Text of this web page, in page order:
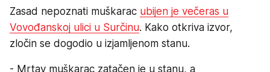
Zasad nepoznati muškarac ubijen je večeras u
Vovođanskoj ulici u Surčinu. Kako otkriva izvor,
zločin se dogodio u izjamljenom stanu.
- Mrtav muškarac zatačen je u stanu, a